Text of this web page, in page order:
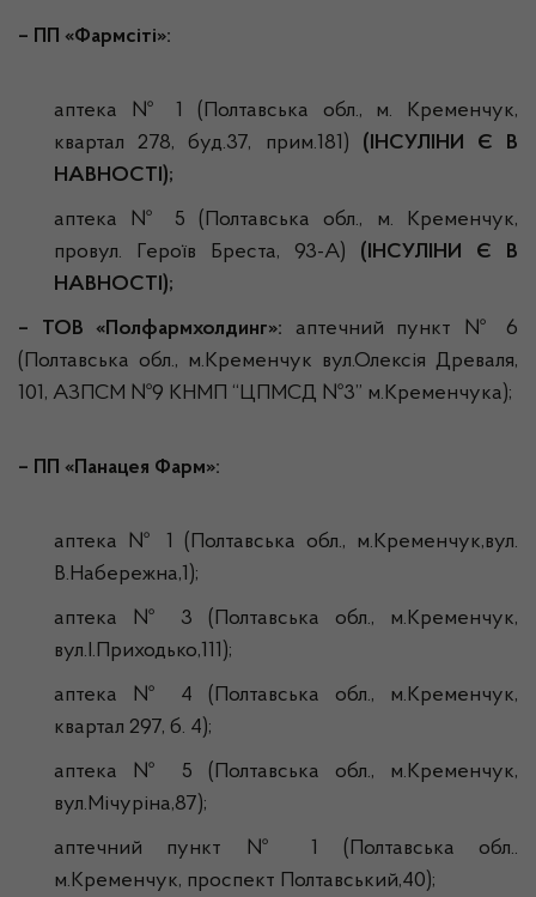
– ПП «Фармсіті»:
аптека № 1 (Полтавська обл., м. Кременчук,
квартал 278, буд.37, прим.181) (ІНСУЛІНИ Є В
НАВНОСТІ);
аптека № 5 (Полтавська обл., м. Кременчук,
провул. Героїв Бреста, 93-А) (ІНСУЛІНИ Є В
НАВНОСТІ);
– ТОВ «Полфармхолдинг»: аптечний пункт № 6
(Полтавська обл., м.Кременчук вул.Олексія Древаля,
101, АЗПСМ №9 КНМП “ЦПМСД №3” м.Кременчука);
– ПП «Панацея Фарм»:
аптека № 1 (Полтавська обл., м.Кременчук,вул.
В.Набережна,1);
аптека № 3 (Полтавська обл., м.Кременчук,
вул.І.Приходько,111);
аптека № 4 (Полтавська обл., м.Кременчук,
квартал 297, б. 4);
аптека № 5 (Полтавська обл., м.Кременчук,
вул.Мічуріна,87);
аптечний пункт № 1 (Полтавська обл..
м.Кременчук, проспект Полтавський,40);